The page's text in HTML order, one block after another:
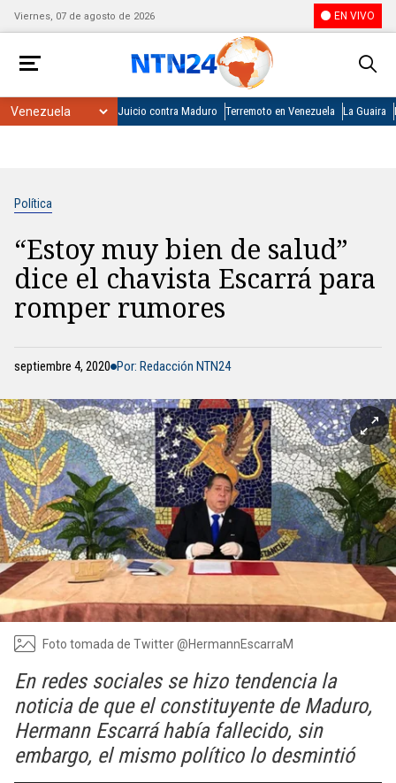
Viernes, 07 de agosto de 2026 EN VIVO
Juicio contra Maduro Terremoto en Venezuela La Guaira
Política
“Estoy muy bien de salud”
dice el chavista Escarrá para
romper rumores
septiembre 4, 2020 Por: Redacción NTN24
Foto tomada de Twitter @HermannEscarraM
En redes sociales se hizo tendencia la
noticia de que el constituyente de Maduro,
Hermann Escarrá había fallecido, sin
embargo, el mismo político lo desmintió